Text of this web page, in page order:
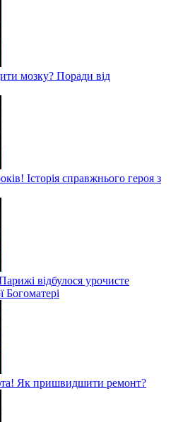
мозку? Поради від
Історія справжнього героя з
відбулося урочисте
Богоматері
Як пришвидшити ремонт?